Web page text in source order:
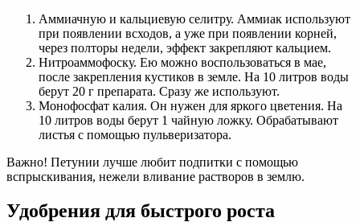
Аммиачную и кальциевую селитру. Аммиак используют
при появлении всходов, а уже при появлении корней,
через полторы недели, эффект закрепляют кальцием.
Нитроаммофоску. Ею можно воспользоваться в мае,
после закрепления кустиков в земле. На 10 литров воды
берут 20 г препарата. Сразу же используют.
Монофосфат калия. Он нужен для яркого цветения. На
10 литров воды берут 1 чайную ложку. Обрабатывают
листья с помощью пульверизатора.
Важно! Петунии лучше любит подпитки с помощью
вспрыскивания, нежели вливание растворов в землю.
Удобрения для быстрого роста